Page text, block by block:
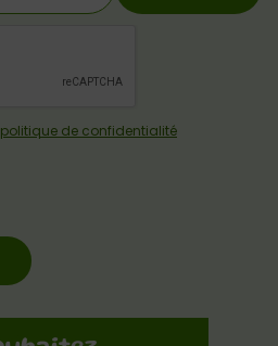
politique de confidentialité